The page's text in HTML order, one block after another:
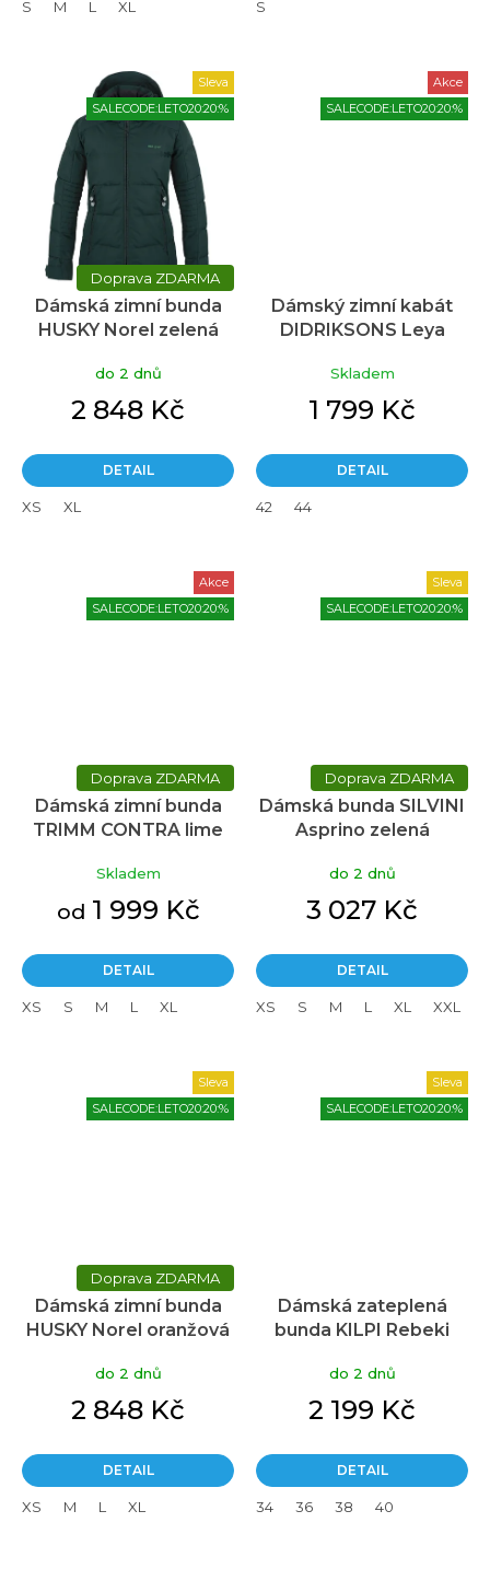
S M L XL S
Sleva
SALECODE:LETO20:20:%
ZDARMA
Dámská zimní bunda
HUSKY Norel zelená
do 2 dnů
2 848 Kč
DETAIL
XS XL
Akce
SALECODE:LETO20:20:%
Dámský zimní kabát
DIDRIKSONS Leya
Skladem
1 799 Kč
DETAIL
42 44
Akce
SALECODE:LETO20:20:%
ZDARMA
Dámská zimní bunda
TRIMM CONTRA lime
Skladem
od 1 999 Kč
DETAIL
XS S M L XL
Sleva
SALECODE:LETO20:20:%
ZDARMA
Dámská bunda SILVINI
Asprino zelená
do 2 dnů
3 027 Kč
DETAIL
XS S M L XL XXL
Sleva
SALECODE:LETO20:20:%
ZDARMA
Dámská zimní bunda
HUSKY Norel oranžová
do 2 dnů
2 848 Kč
DETAIL
XS M L XL
Sleva
SALECODE:LETO20:20:%
Dámská zateplená
bunda KILPI Rebeki
do 2 dnů
2 199 Kč
DETAIL
34 36 38 40